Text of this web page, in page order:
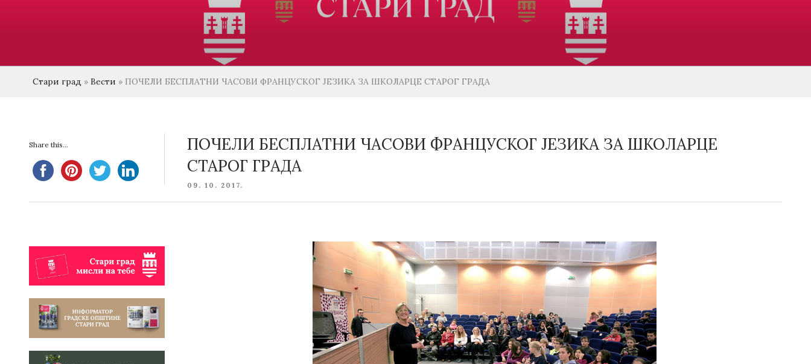
Стари град » Вести » ПОЧЕЛИ БЕСПЛАТНИ ЧАСОВИ ФРАНЦУСКОГ ЈЕЗИКА ЗА ШКОЛАРЦЕ СТАРОГ ГРАДА
Share this...
ПОЧЕЛИ БЕСПЛАТНИ ЧАСОВИ ФРАНЦУСКОГ ЈЕЗИКА ЗА ШКОЛАРЦЕ
СТАРОГ ГРАДА
POSTED
09. 10. 2017.